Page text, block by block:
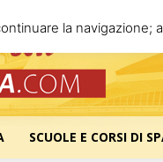
SCUOLE E CORSI DI
la navigazione;